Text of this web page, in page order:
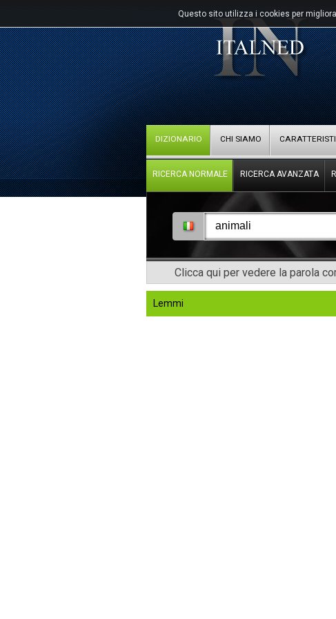
Questo sito utilizza i cookies per
DIZIONARIO CHI SIAMO
RICERCA NORMALE RICERCA AVANZATA
Clicca qui per vedere la parola
Lemmi